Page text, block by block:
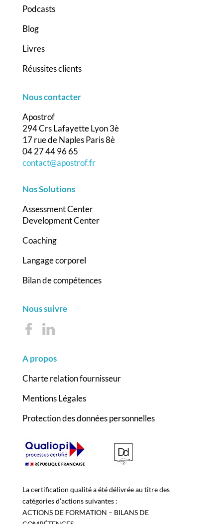
Podcasts
Blog
Livres
Réussites clients
Nous contacter
Apostrof
294 Crs Lafayette Lyon 3è
17 rue de Naples Paris 8è
04 27 44 96 65
contact@apostrof.fr
Nos Solutions
Assessment Center
Development Center
Coaching
Langage corporel
Bilan de compétences
Nous suivre
A propos
Charte relation fournisseur
Mentions Légales
Protection des données personnelles
La certification qualité a été délivrée au titre des
catégories d’actions suivantes :
ACTIONS DE FORMATION – BILANS DE